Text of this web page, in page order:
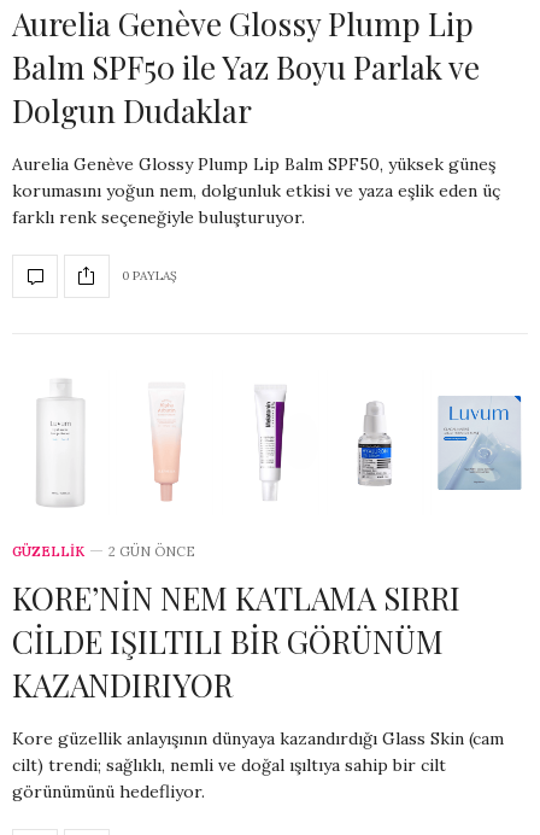
Aurelia Genève Glossy Plump Lip
Balm SPF50 ile Yaz Boyu Parlak ve
Dolgun Dudaklar
Aurelia Genève Glossy Plump Lip Balm SPF50, yüksek güneş
korumasını yoğun nem, dolgunluk etkisi ve yaza eşlik eden üç
farklı renk seçeneğiyle buluşturuyor.
0 PAYLAŞ
GÜZELLİK 2 GÜN ÖNCE
KORE’NİN NEM KATLAMA SIRRI
CİLDE IŞILTILI BİR GÖRÜNÜM
KAZANDIRIYOR
Kore güzellik anlayışının dünyaya kazandırdığı Glass Skin (cam
cilt) trendi; sağlıklı, nemli ve doğal ışıltıya sahip bir cilt
görünümünü hedefliyor.